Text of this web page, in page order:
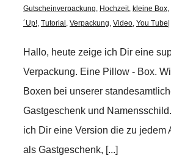
Gutscheinverpackung, Hochzeit, kleine Box,
´Up!, Tutorial , Verpackung, Video, You Tube
Hallo, heute zeige ich Dir eine
Verpackung. Eine Pillow - Box.
Boxen bei unserer
Gastgeschenk und
ich Dir eine Version die zu jedem
als Gastgeschenk, [...]